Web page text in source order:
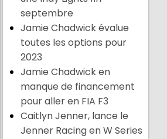
septembre
Jamie Chadwick évalue
toutes les options pour
2023
Jamie Chadwick en
manque de financement
pour aller en FIA F3
Caitlyn Jenner, lance le
Jenner Racing en W Series